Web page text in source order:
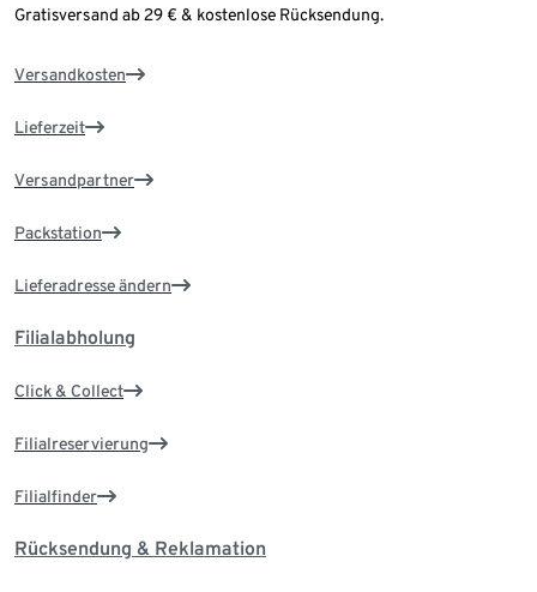
Gratisversand ab 29 € & kostenlose Rücksendung.
Versandkosten
Lieferzeit
Versandpartner
Packstation
Lieferadresse ändern
Filialabholung
Click & Collect
Filialreservierung
Filialfinder
Rücksendung & Reklamation